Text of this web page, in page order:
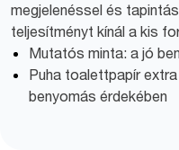
megjelenéssel és
teljesítményt kínál a kis
Mutatós minta: a jó
Puha toalettpapír
benyomás érdekében